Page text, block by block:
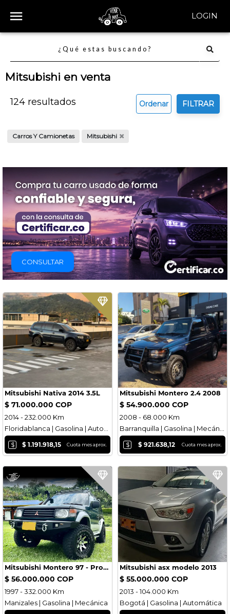
LOGIN
Mitsubishi en venta
124 resultados FILTRAR
Ordenar
Carros Y Camionetas Mitsubishi
CONSULTAR
Mitsubishi Nativa 2014 3.5L
$ 71.000.000 COP
2014 - 232.000 Km
$ $ 1.191.918,15 Cuota mes aprox.
Mitsubishi Montero 2.4 2008
$ 54.900.000 COP
2008 - 68.000 Km
$ $ 921.638,12 Cuota mes aprox.
Mitsubishi Montero 97 - Proyecto Restauración
$ 56.000.000 COP
1997 - 332.000 Km
Manizales | Gasolina | Mecánica
Mitsubishi asx modelo 2013
$ 55.000.000 COP
2013 - 104.000 Km
Bogotá | Gasolina | Automática